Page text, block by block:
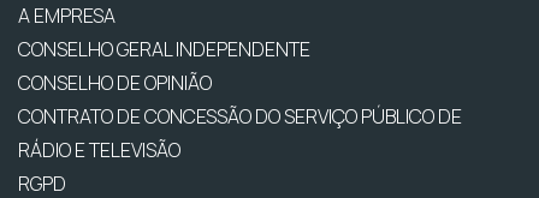
A EMPRESA
CONSELHO GERAL INDEPENDENTE
CONSELHO DE OPINIÃO
CONTRATO DE CONCESSÃO DO SERVIÇO PÚBLICO DE
RÁDIO E TELEVISÃO
RGPD